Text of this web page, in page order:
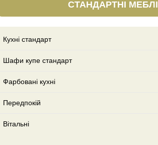
СТАНДАРТНІ МЕБЛІ
Кухні стандарт
Шафи купе стандарт
Фарбовані кухні
Передпокій
Вітальні